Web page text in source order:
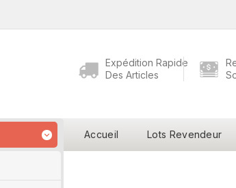
Expédition Rapide
Des Articles
 Accueil Lots Revendeur